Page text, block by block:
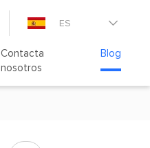
ES 
Contacta
nosotros
Blog